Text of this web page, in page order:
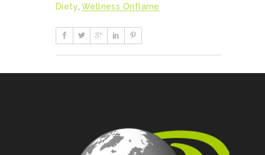
Diety Wellness Oriflame